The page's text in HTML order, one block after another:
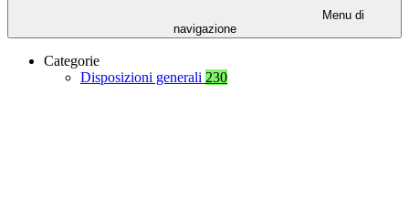
Menu di
navigazione
Categorie
Disposizioni generali 230